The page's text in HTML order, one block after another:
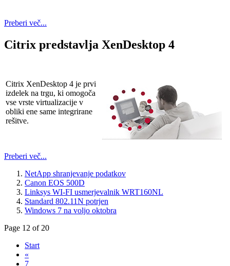
Preberi več...
Citrix predstavlja XenDesktop 4
Citrix XenDesktop 4 je prvi
izdelek na trgu, ki omogoča
vse vrste virtualizacije v
obliki ene same integrirane
rešitve.
Preberi več...
NetApp shranjevanje podatkov
Canon EOS 500D
Linksys WI-FI usmerjevalnik WRT160NL
Standard 802.11N potrjen
Windows 7 na voljo oktobra
Page 12 of 20
Start
«
7